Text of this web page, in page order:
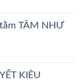
TÂM NHƯ
KIÊU